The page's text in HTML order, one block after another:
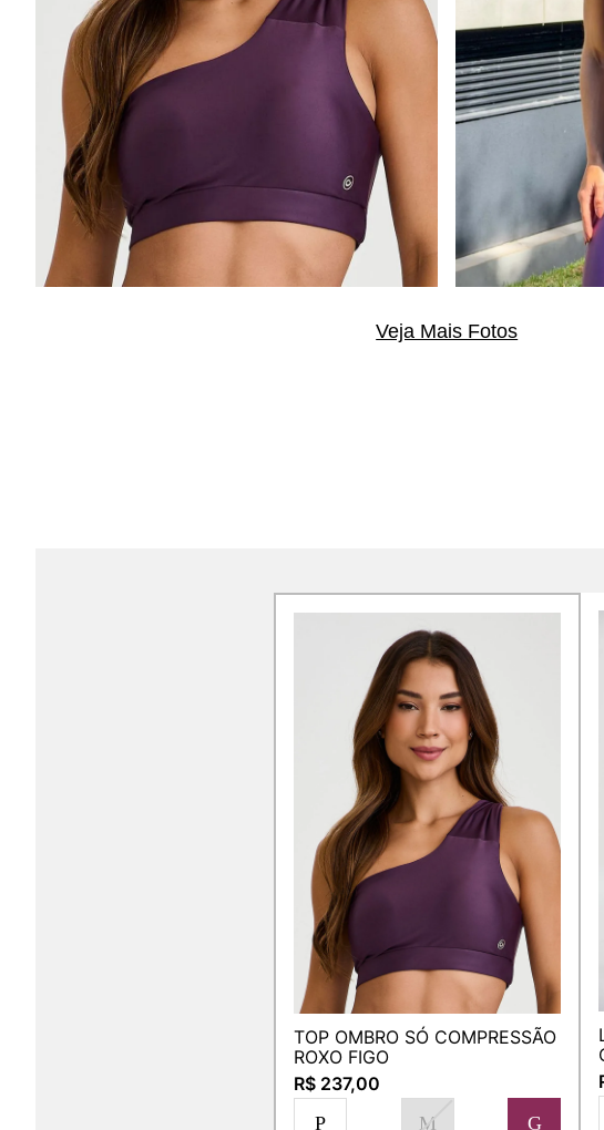
Veja Mais Fotos
TOP OMBRO SÓ COMPRESSÃO
ROXO FIGO
R$ 237,00
P
M G